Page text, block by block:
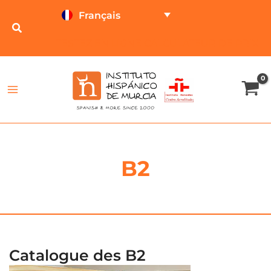
contenu
Français
B2
Catalogue des B2